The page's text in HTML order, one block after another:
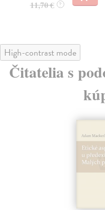
High-contrast mode
Čitatelia s